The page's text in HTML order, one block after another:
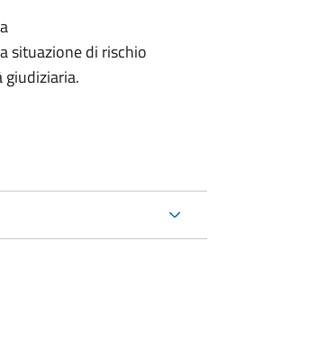
situazione di rischio